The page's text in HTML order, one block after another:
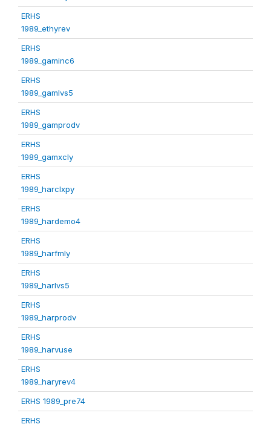
ERHS
1989_ethyrev
ERHS
1989_gaminc6
ERHS
1989_gamlvs5
ERHS
1989_gamprodv
ERHS
1989_gamxcly
ERHS
1989_harclxpy
ERHS
1989_hardemo4
ERHS
1989_harfmly
ERHS
1989_harlvs5
ERHS
1989_harprodv
ERHS
1989_harvuse
ERHS
1989_haryrev4
ERHS 1989_pre74
ERHS